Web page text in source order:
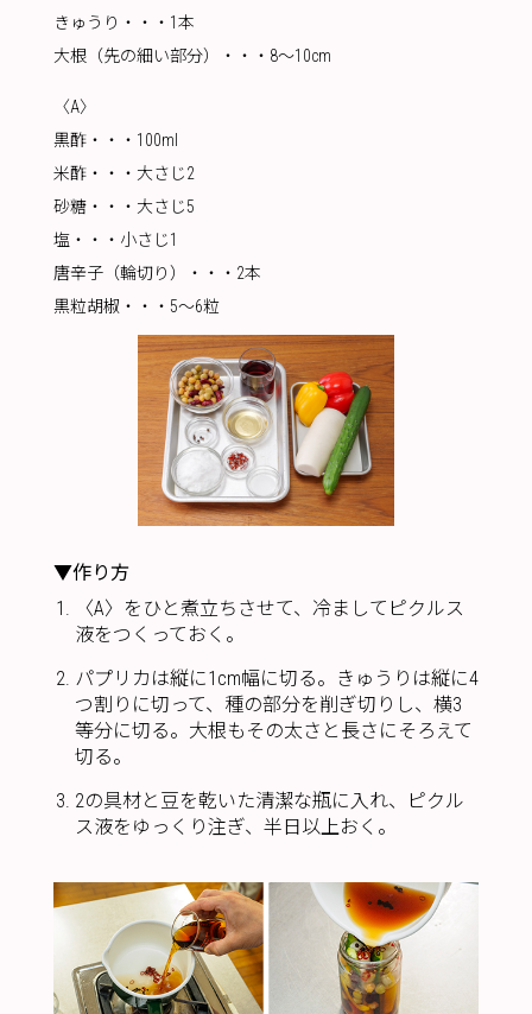
きゅうり・・・1本
大根（先の細い部分）・・・8〜10cm
〈A〉
黒酢・・・100ml
米酢・・・大さじ2
砂糖・・・大さじ5
塩・・・小さじ1
唐辛子（輪切り）・・・2本
黒粒胡椒・・・5〜6粒
▼作り方
〈A〉をひと煮立ちさせて、冷ましてピクルス
液をつくっておく。
パプリカは縦に1cm幅に切る。きゅうりは縦に4
つ割りに切って、種の部分を削ぎ切りし、横3
等分に切る。大根もその太さと長さにそろえて
切る。
2の具材と豆を乾いた清潔な瓶に入れ、ピクル
ス液をゆっくり注ぎ、半日以上おく。